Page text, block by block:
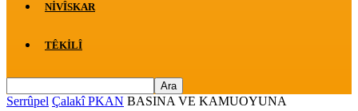
NIVÎSKAR
TÊKILÎ
Serrûpel Çalakî PKAN BASINA VE KAMUOYUNA